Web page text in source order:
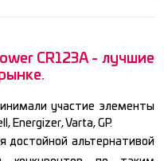
CR123A - лучшие
участие элементы
Energizer, Varta, GP.
достойной альтернативой